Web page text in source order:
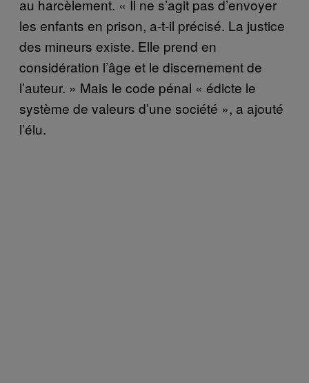
au harcèlement. « Il ne s’agit pas d’envoyer
les enfants en prison, a-t-il précisé. La justice
des mineurs existe. Elle prend en
considération l’âge et le discernement de
l’auteur. » Mais le code pénal « édicte le
système de valeurs d’une société », a ajouté
l’élu.